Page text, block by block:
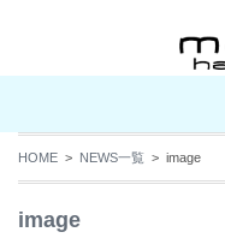
HOME > NEWS一覧 > image
image